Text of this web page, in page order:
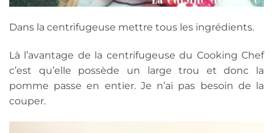
Dans la centrifugeuse mettre tous les ingrédients.
Là l’avantage de la centrifugeuse du Cooking Chef
c’est qu’elle possède un large trou et donc la
pomme passe en entier. Je n’ai pas besoin de la
couper.